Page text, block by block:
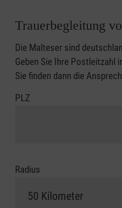
Trauerbegleitung
Die Malteser sind
Geben Sie Ihre Postleitzahl
Sie finden dann die
PLZ
Radius